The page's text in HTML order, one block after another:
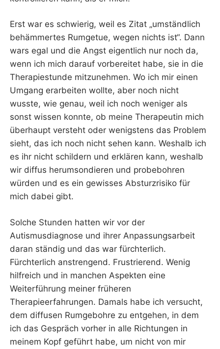
Erst war es schwierig, weil es Zitat „umständlich
behämmertes Rumgetue, wegen nichts ist“. Dann
wars egal und die Angst eigentlich nur noch da,
wenn ich mich darauf vorbereitet habe, sie in die
Therapiestunde mitzunehmen. Wo ich mir einen
Umgang erarbeiten wollte, aber noch nicht
wusste, wie genau, weil ich noch weniger als
sonst wissen konnte, ob meine Therapeutin mich
überhaupt versteht oder wenigstens das Problem
sieht, das ich noch nicht sehen kann. Weshalb ich
es ihr nicht schildern und erklären kann, weshalb
wir diffus herumsondieren und probebohren
würden und es ein gewisses Absturzrisiko für
mich dabei gibt.
Solche Stunden hatten wir vor der
Autismusdiagnose und ihrer Anpassungsarbeit
daran ständig und das war fürchterlich.
Fürchterlich anstrengend. Frustrierend. Wenig
hilfreich und in manchen Aspekten eine
Weiterführung meiner früheren
Therapieerfahrungen. Damals habe ich versucht,
dem diffusen Rumgebohre zu entgehen, in dem
ich das Gespräch vorher in alle Richtungen in
meinem Kopf geführt habe, um nicht von mir